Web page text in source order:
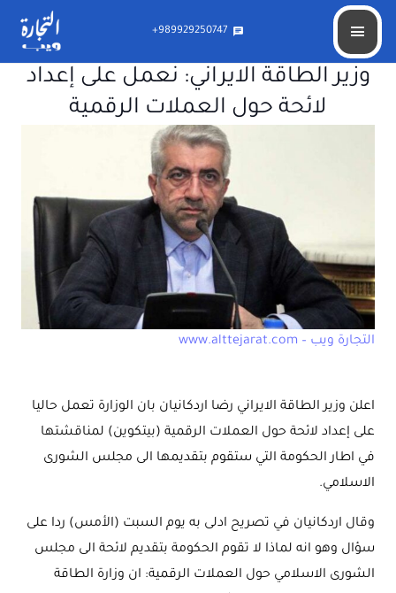
chat
989929250747+
وزير الطاقة الايراني: نعمل على إعداد
لائحة حول العملات الرقمية
التجارة ويب – www.alttejarat.com
اعلن وزير الطاقة الايراني رضا اردكانيان بان الوزارة تعمل حاليا
على إعداد لائحة حول العملات الرقمية (بيتكوين) لمناقشتها
في اطار الحكومة التي ستقوم بتقديمها الى مجلس الشورى
الاسلامي.
وقال اردكانيان في تصريح ادلى به يوم السبت (الأمس) ردا على
سؤال وهو انه لماذا لا تقوم الحكومة بتقديم لائحة الى مجلس
الشورى الاسلامي حول العملات الرقمية: ان وزارة الطاقة